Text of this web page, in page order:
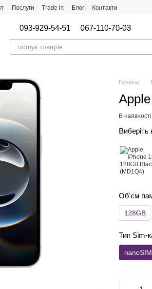
Послуги Trade in Блог Контакти
093-929-54-51 067-110-70-03
Головна
В наявності
Виберіть
Об'єм
128GB
Тип Sim-